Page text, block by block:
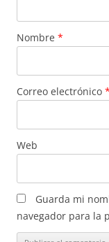
Nombre *
Correo electrónico *
Web
Guarda mi
navegador para la